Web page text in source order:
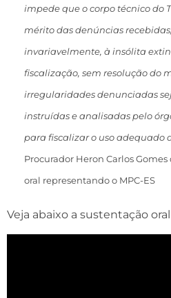
impede que o corpo técnico do
mérito das denúncias
invariavelmente, à insólita
fiscalização, sem resolução do
irregularidades denunciadas
instruídas e analisadas pelo
para fiscalizar o uso adequado
Procurador Heron Carlos
oral representando o MPC-ES
Veja abaixo a sustentação